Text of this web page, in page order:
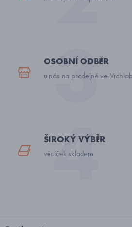
OSOBNÍ ODBĚR
u nás na prodejně ve
ŠIROKÝ VÝBĚR
věciček skladem